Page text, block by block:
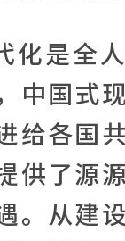
化是全
中国式
给各国
供了源
。从建